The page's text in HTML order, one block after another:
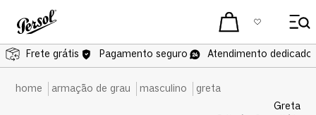
Frete grátis Pagamento seguro Atendimento dedicado
armação de grau masculino
greta
Greta